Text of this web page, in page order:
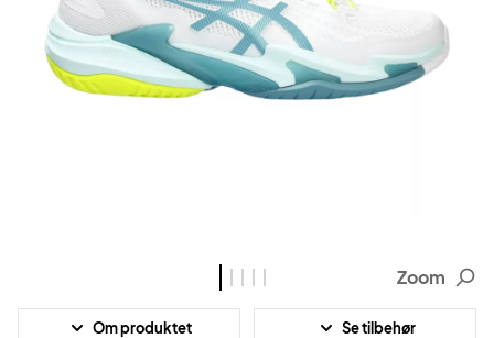
Zoom
Om produktet Se tilbehør